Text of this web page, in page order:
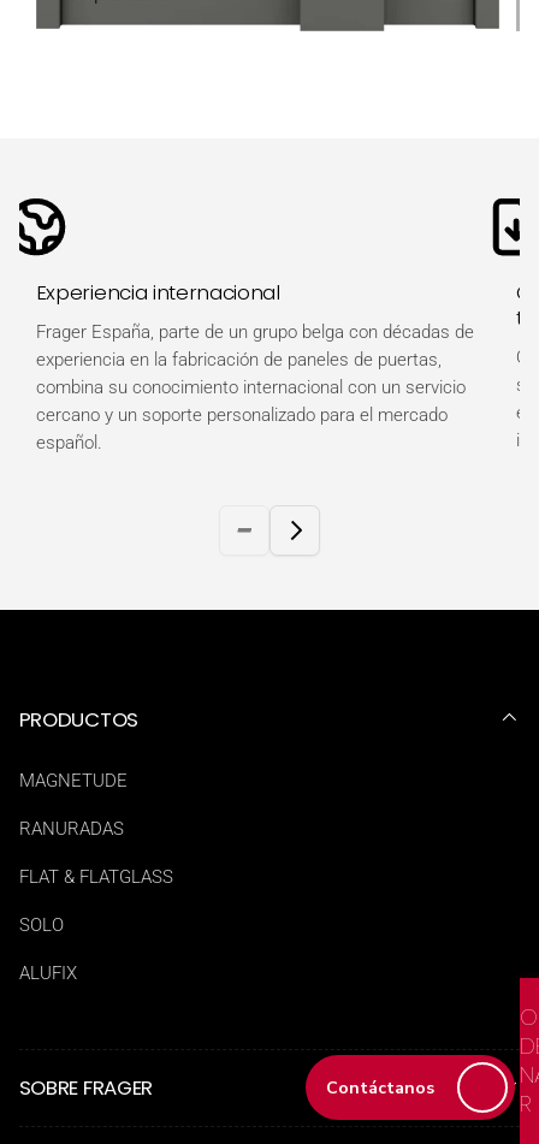
R
Experiencia internacional
Frager España, parte de un grupo belga con décadas de
experiencia en la fabricación de paneles de puertas,
combina su conocimiento internacional con un servicio
cercano y un soporte personalizado para el mercado
español.
PRODUCTOS
MAGNETUDE
RANURADAS
FLAT & FLATGLASS
SOLO
ALUFIX
SOBRE FRAGER Contáctanos